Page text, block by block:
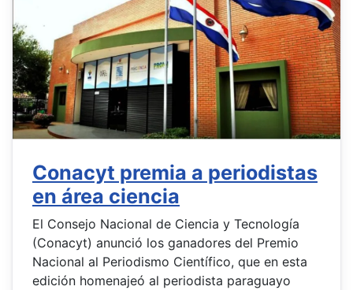
Conacyt premia a periodistas
en área ciencia
El Consejo Nacional de Ciencia y Tecnología
(Conacyt) anunció los ganadores del Premio
Nacional al Periodismo Científico, que en esta
edición homenajeó al periodista paraguayo